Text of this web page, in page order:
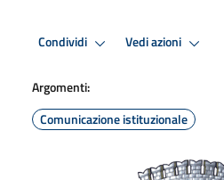
Condividi Vedi azioni
Argomenti:
Comunicazione istituzionale